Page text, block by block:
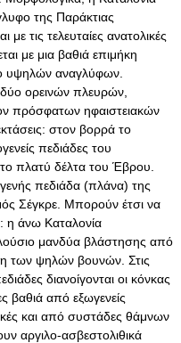
της Παράκτιας
τις τελευταίες ανατολικές
με μια βαθιά επιμήκη
υψηλών αναγλύφων.
ορεινών πλευρών,
πρόσφατων ηφαιστειακών
στον βορρά το
πεδιάδες του
πλατύ δέλτα του Έβρου.
πεδιάδα (πλάνα) της
Σέγκρε. Μπορούν έτσι να
η άνω Καταλονία
μανδύα βλάστησης από
των ψηλών βουνών. Στις
διανοίγονται οι κόνκας
βαθιά από εξωγενείς
και από συστάδες θάμνων
αργιλο-ασβεστολιθικά